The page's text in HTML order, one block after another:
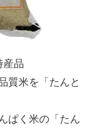
産品
質米を「たんと
ぱく米の「たん